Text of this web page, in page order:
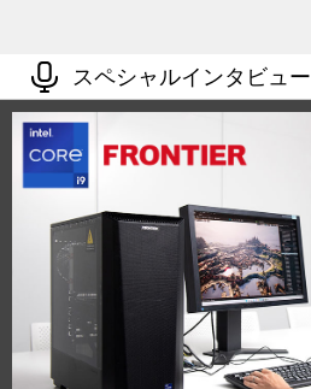
スペシャルインタビュー